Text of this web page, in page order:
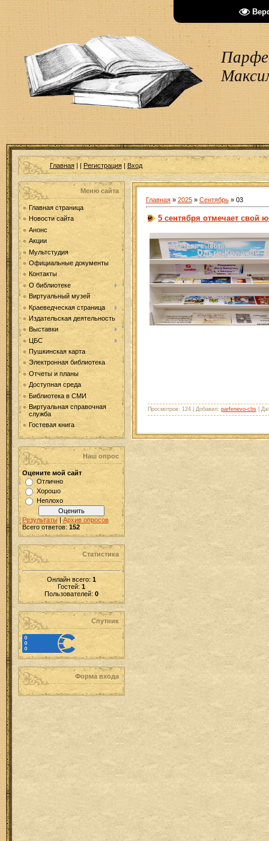
Главная| | Регистрация| Вход
Меню сайта
Главная страница
Новости сайта
Анонс
Акции
Мультстудия
Официальные документы
Контакты
О библиотеке
Виртуальный музей
Краеведческая страница
Издательская деятельность
Выставки
ЦБС
Пушкинская карта
Электронная библиотека
Отчеты и планы
Доступная среда
Библиотека в СМИ
Виртуальная справочная
служба
Гостевая книга
Наш опрос
Оцените мой сайт
Отлично
Хорошо
Неплохо
Результаты | Архив опросов
Всего ответов: 152
Статистика
Онлайн всего: 1
Гостей: 1
Пользователей: 0
Спутник
Форма входа
Главная» 2025 » Сентябрь » 03
5 сентября отмечает свой
Просмотров: 124 | Добавил: parfenevo-cbs|